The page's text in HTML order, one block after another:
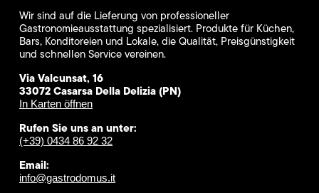
Wir sind auf die Lieferung von professioneller
Gastronomieausstattung spezialisiert. Produkte für Küchen,
Bars, Konditoreien und Lokale, die Qualität, Preisgünstigkeit
und schnellen Service vereinen.
Via Valcunsat, 16
33072 Casarsa Della Delizia (PN)
In Karten öffnen
Rufen Sie uns an unter:
(+39) 0434 86 92 32
Email:
info@gastrodomus.it